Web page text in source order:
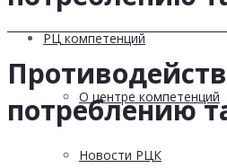
РЦ компетенций
О центре компетенций
Новости РЦК
потреблению